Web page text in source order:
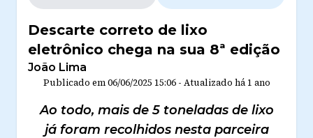
Descarte correto de lixo
eletrônico chega na sua 8ª edição
João Lima
Publicado em06/06/2025 15:06- Atualizado há 1 ano
Ao todo, mais de 5 toneladas de lixo
já foram recolhidos nesta parceira